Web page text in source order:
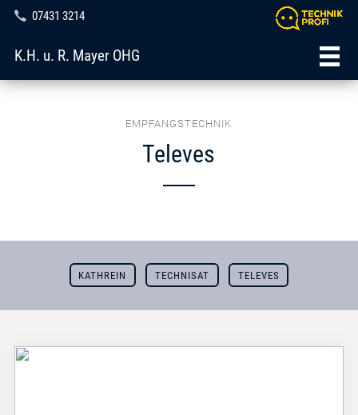
07431 3214
K.H. u. R. Mayer OHG
EMPFANGSTECHNIK
Televes
KATHREIN TECHNISAT TELEVES